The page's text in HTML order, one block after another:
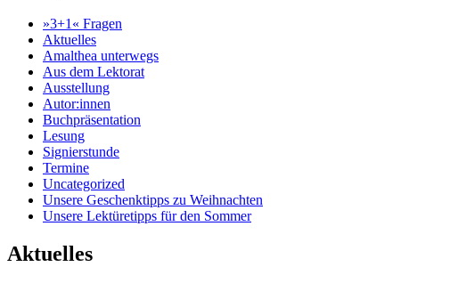
»3+1« Fragen
Aktuelles
Amalthea unterwegs
Aus dem Lektorat
Ausstellung
Autor:innen
Buchpräsentation
Lesung
Signierstunde
Termine
Uncategorized
Unsere Geschenktipps zu Weihnachten
Unsere Lektüretipps für den Sommer
Aktuelles